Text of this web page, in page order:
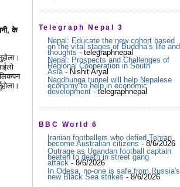
के
Telegraph Nepal 3
Nepal: Educate the new cohort based
on the vital stages of Buddha’s life and
thoughts - telegraphnepal
Nepal: Prospects and Challenges of
Regional Cooperation in South
Asia- Nishit Aryal
Nagdhunga tunnel will help Nepalese
economy to help in economic
development - telegraphnepal
BBC World 6
Iranian footballers who defied Tehran
become Australian citizens - 8/6/2026
Outrage as Ugandan football captain
beaten to death in street gang
attack - 8/6/2026
In Odesa, no-one is safe from Russia's
new Black Sea strikes- 8/6/2026